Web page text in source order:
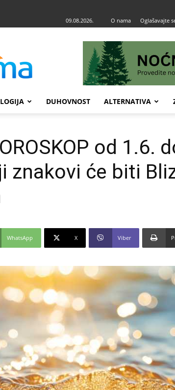
09.08.2026. O nama Oglašavajte
DUHOVNOST ALTERNATIVA
od 1.6.
znakovi će biti
WhatsApp X Viber